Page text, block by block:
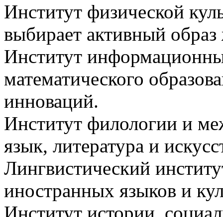
Институт физической
выбирает активный
Институт
математического
инноваций.
Институт филологии и
язык, литература и
Лингвистический
иностранных языков и
Институт истории,